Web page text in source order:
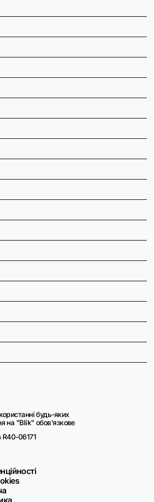
будь-яких
на "Blik" обов'язкове
R40-06171